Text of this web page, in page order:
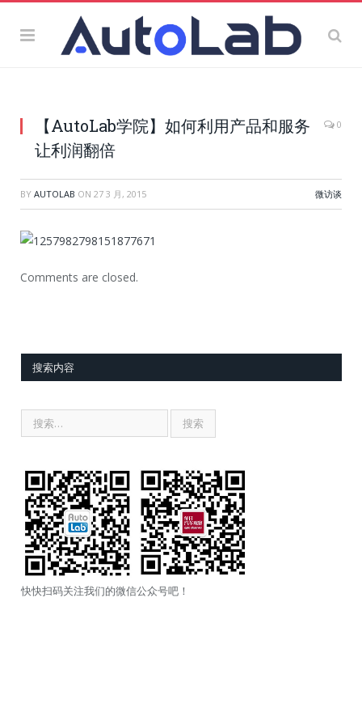
【AutoLab学院】如何利用产品和服务
让利润翻倍
0
BY AUTOLAB ON 27 3 月, 2015 微访谈
Comments are closed.
搜索内容
快快扫码关注我们的微信公众号吧！